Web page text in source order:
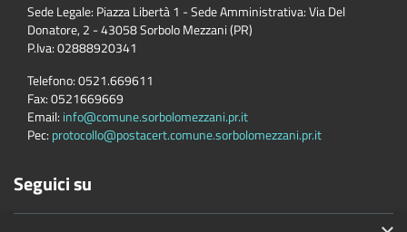
Sede Legale: Piazza Libertà 1 - Sede Amministrativa: Via Del
Donatore, 2 - 43058 Sorbolo Mezzani (PR)
P.Iva:02888920341
Telefono:0521.669611
Fax:0521669669
Email: info@comune.sorbolomezzani.pr.it
Pec: protocollo@postacert.comune.sorbolomezzani.pr.it
Seguici su